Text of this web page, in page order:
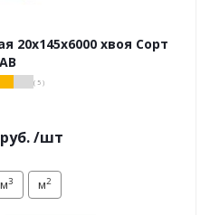
20х145х6000 хвоя Сорт
АВ
( 5 )
руб./шт
м3 м2